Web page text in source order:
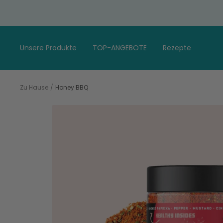
Unsere Produkte TOP-ANGEBOTE Rezepte
Zu Hause Honey BBQ